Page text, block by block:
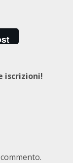
iscrizioni!